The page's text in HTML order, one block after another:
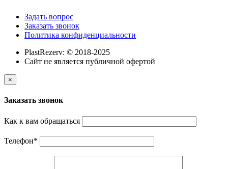
Задать вопрос
Заказать звонок
Политика конфиденциальности
PlastRezerv: © 2018-2025
Cайт не является публичной офертой
×
Заказать звонок
Как к вам обращаться
Телефон*